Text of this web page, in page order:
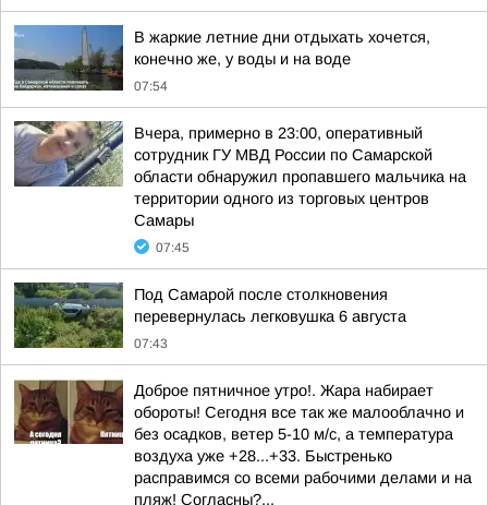
В жаркие летние дни отдыхать хочется,
конечно же, у воды и на воде
07:54
Вчера, примерно в 23:00, оперативный
сотрудник ГУ МВД России по Самарской
области обнаружил пропавшего мальчика на
территории одного из торговых центров
Самары
07:45
Под Самарой после столкновения
перевернулась легковушка 6 августа
07:43
Доброе пятничное утро!. Жара набирает
обороты! Сегодня все так же малооблачно и
без осадков, ветер 5-10 м/с, а температура
воздуха уже +28...+33. Быстренько
расправимся со всеми рабочими делами и на
пляж! Согласны?...